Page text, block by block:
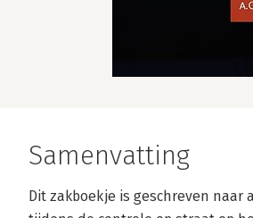
Samenvatting
Dit zakboekje is geschreven